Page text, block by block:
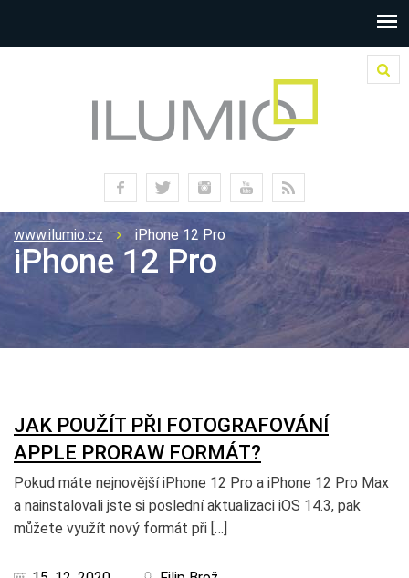
www.ilumio.cz iPhone 12 Pro
iPhone 12 Pro
JAK POUŽÍT PŘI FOTOGRAFOVÁNÍ
APPLE PRORAW FORMÁT?
Pokud máte nejnovější iPhone 12 Pro a iPhone 12 Pro Max
a nainstalovali jste si poslední aktualizaci iOS 14.3, pak
můžete využít nový formát při […]